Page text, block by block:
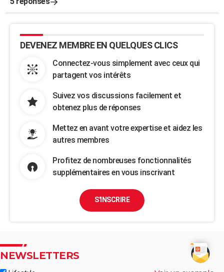
DEVENEZ MEMBRE EN QUELQUES CLICS
Connectez-vous simplement avec ceux qui
partagent vos intérêts
Suivez vos discussions facilement et
obtenez plus de réponses
Mettez en avant votre expertise et aidez les
autres membres
Profitez de nombreuses fonctionnalités
supplémentaires en vous inscrivant
S'INSCRIRE
NEWSLETTERS